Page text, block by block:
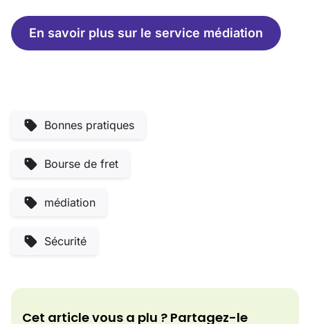
En savoir plus sur le service médiation
Bonnes pratiques
Bourse de fret
médiation
Sécurité
Cet article vous a plu ? Partagez-le